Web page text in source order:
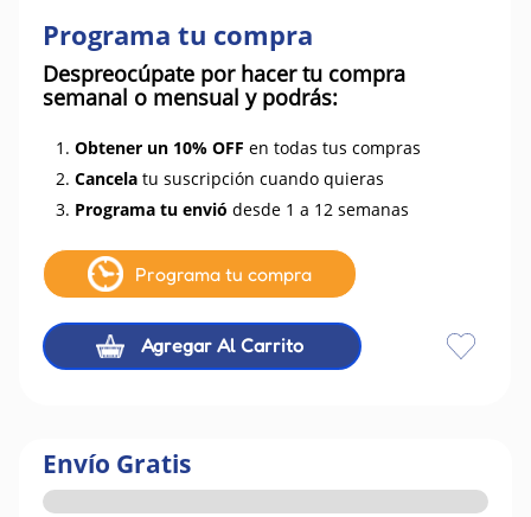
Programa tu compra
Despreocúpate por hacer tu compra
semanal o mensual y podrás:
1. Obtener un 10% OFF en todas tus compras
2. Cancela tu suscripción cuando quieras
3. Programa tu envió desde 1 a 12 semanas
Programa tu compra
Agregar Al Carrito
Envío Gratis